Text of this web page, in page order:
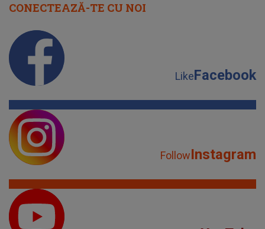
CONECTEAZĂ-TE CU NOI
LikeFacebook
FollowInstagram